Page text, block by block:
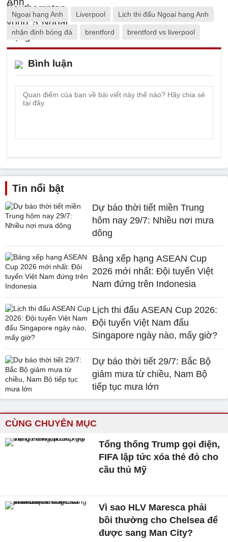
Ngoại hạng Anh Liverpool Lịch thi đấu Ngoại hạng Anh
nhận định bóng đá brentford brentford vs liverpool
Bình luận
Tin nổi bật
Dự báo thời tiết miền Trung
hôm nay 29/7: Nhiều nơi mưa
dông
Bảng xếp hạng ASEAN Cup
2026 mới nhất: Đội tuyển Việt
Nam đứng trên Indonesia
Lịch thi đấu ASEAN Cup 2026:
Đội tuyển Việt Nam đấu
Singapore ngày nào, mấy giờ?
Dự báo thời tiết 29/7: Bắc Bộ
giảm mưa từ chiều, Nam Bộ
tiếp tục mưa lớn
CÙNG CHUYÊN MỤC
Tổng thống Trump gọi điện,
FIFA lập tức xóa thẻ đỏ cho
cầu thủ Mỹ
Vì sao HLV Maresca phải
bồi thường cho Chelsea để
được sang Man City?